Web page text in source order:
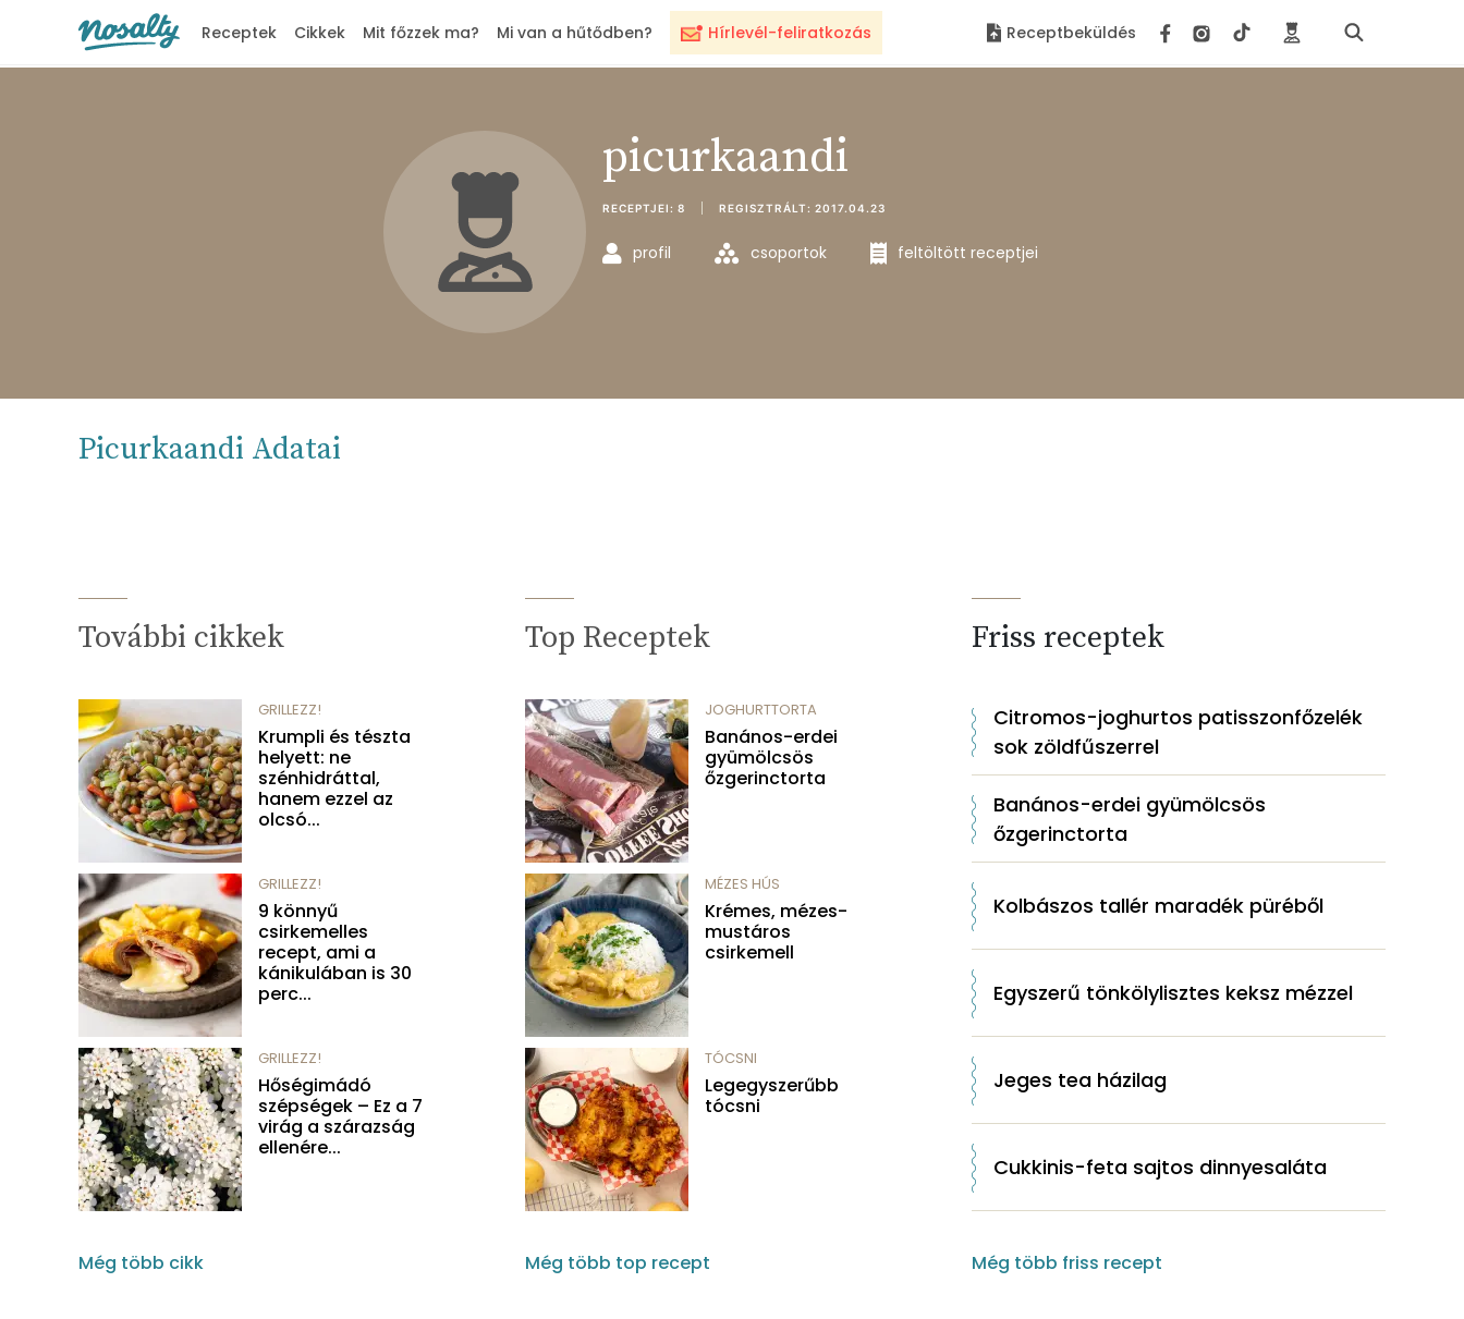
Nosalty
Hírlevél-feliratkozás
Receptek Cikkek Mit főzzek ma? Mi van a hűtődben? Receptbeküldés
picurkaandi
RECEPTJEI: 8 REGISZTRÁLT: 2017.04.23
profil csoportok feltöltött receptjei
Picurkaandi Adatai
További cikkek
GRILLEZZ!
Krumpli és tészta
helyett: ne
szénhidráttal,
hanem ezzel az
olcsó...
GRILLEZZ!
9 könnyű
csirkemelles
recept, ami a
kánikulában is 30
perc...
GRILLEZZ!
Hőségimádó
szépségek – Ez a 7
virág a szárazság
ellenére...
Még több cikk
Top Receptek
JOGHURTTORTA
Banános-erdei
gyümölcsös
őzgerinctorta
MÉZES HÚS
Krémes, mézes-
mustáros
csirkemell
TÓCSNI
Legegyszerűbb
tócsni
Még több top recept
Friss receptek
Citromos-joghurtos patisszonfőzelék
sok zöldfűszerrel
Banános-erdei gyümölcsös
őzgerinctorta
Kolbászos tallér maradék püréből
Egyszerű tönkölylisztes keksz mézzel
Jeges tea házilag
Cukkinis-feta sajtos dinnyesaláta
Még több friss recept